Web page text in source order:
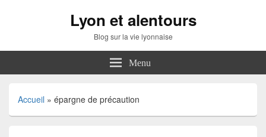
Lyon et alentours
Blog sur la vie lyonnaise
Menu
Accueil » épargne de précaution